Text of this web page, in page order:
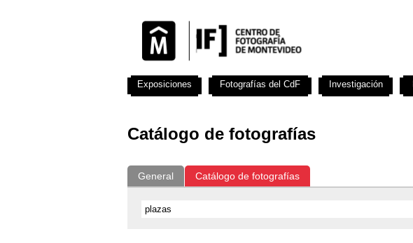
Catálogo de fotografías
General Catálogo de fotografías
Exposiciones Fotografías del CdF Investigación